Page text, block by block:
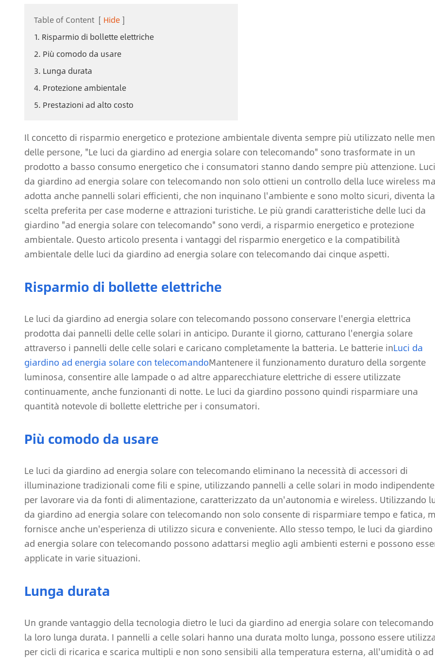
Table of Content [ Hide ]
1. Risparmio di bollette elettriche
2. Più comodo da usare
3. Lunga durata
4. Protezione ambientale
5. Prestazioni ad alto costo
Il concetto di risparmio energetico e protezione ambientale diventa sempre più utilizzato nelle
delle persone, "Le luci da giardino ad energia solare con telecomando" sono trasformate in un
prodotto a basso consumo energetico che i consumatori stanno dando sempre più attenzione. Luci
da giardino ad energia solare con telecomando non solo ottieni un controllo della luce wireless ma
adotta anche pannelli solari efficienti, che non inquinano l'ambiente e sono molto sicuri, diventa la
scelta preferita per case moderne e attrazioni turistiche. Le più grandi caratteristiche delle luci da
giardino "ad energia solare con telecomando" sono verdi, a risparmio energetico e protezione
ambientale. Questo articolo presenta i vantaggi del risparmio energetico e la compatibilità
ambientale delle luci da giardino ad energia solare con telecomando dai cinque aspetti.
Risparmio di bollette elettriche
Le luci da giardino ad energia solare con telecomando possono conservare l'energia elettrica
prodotta dai pannelli delle celle solari in anticipo. Durante il giorno, catturano l'energia solare
attraverso i pannelli delle celle solari e caricano completamente la batteria. Le batterie inLuci da
giardino ad energia solare con telecomandoMantenere il funzionamento duraturo della sorgente
luminosa, consentire alle lampade o ad altre apparecchiature elettriche di essere utilizzate
continuamente, anche funzionanti di notte. Le luci da giardino possono quindi risparmiare una
quantità notevole di bollette elettriche per i consumatori.
Più comodo da usare
Le luci da giardino ad energia solare con telecomando eliminano la necessità di accessori di
illuminazione tradizionali come fili e spine, utilizzando pannelli a celle solari in modo indipendente
per lavorare via da fonti di alimentazione, caratterizzato da un'autonomia e wireless. Utilizzando
da giardino ad energia solare con telecomando non solo consente di risparmiare tempo e fatica,
fornisce anche un'esperienza di utilizzo sicura e conveniente. Allo stesso tempo, le luci da giardino
ad energia solare con telecomando possono adattarsi meglio agli ambienti esterni e possono
applicate in varie situazioni.
Lunga durata
Un grande vantaggio della tecnologia dietro le luci da giardino ad energia solare con
la loro lunga durata. I pannelli a celle solari hanno una durata molto lunga, possono essere
per cicli di ricarica e scarica multipli e non sono sensibili alla temperatura esterna, all'umidità o ad